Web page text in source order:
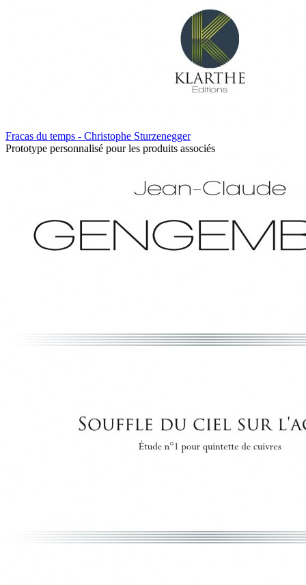
Fracas du temps - Christophe Sturzenegger
Prototype personnalisé pour les produits associés